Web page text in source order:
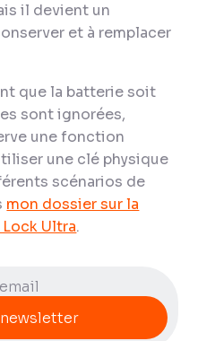
il devient un
et à remplacer
que la batterie soit
sont ignorées,
une fonction
une clé physique
scénarios de
mon dossier sur la
Ultra.